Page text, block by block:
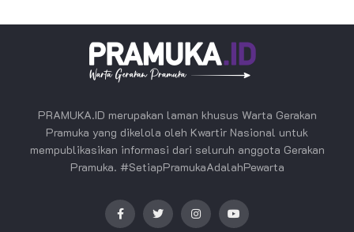
PRAMUKA.ID merupakan laman khusus Warta Gerakan
Pramuka yang dikelola oleh Kwartir Nasional untuk
mempublikasikan informasi dari seluruh anggota Gerakan
Pramuka. #SetiapPramukaAdalahPewarta